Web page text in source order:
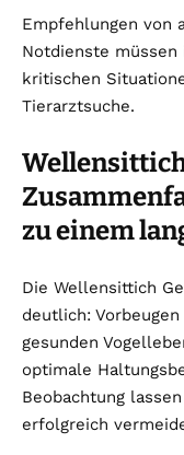
Empfehlungen von
Notdienste
kritischen
Tierarztsuche.
zu einem
Die Wellensittich
deutlich:
gesunden
optimale
Beobachtung
erfolgreich